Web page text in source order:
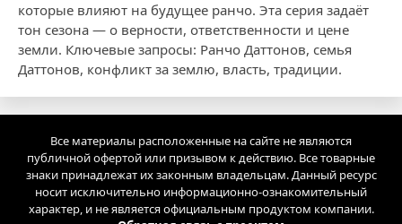
которые влияют на будущее ранчо. Эта серия задаёт
тон сезона — о верности, ответственности и ценe
земли. Ключевые запросы: Ранчо Даттонов, семья
Даттонов, конфликт за землю, власть, традиции.
Все материалы расположенные на сайте не являются
публичной офертой или призывом к действию. Все товарные
знаки принадлежат их законным владельцам. Данный ресурс
носит исключительно информационно-ознакомительный
характер, и не является официальным продуктом компании.